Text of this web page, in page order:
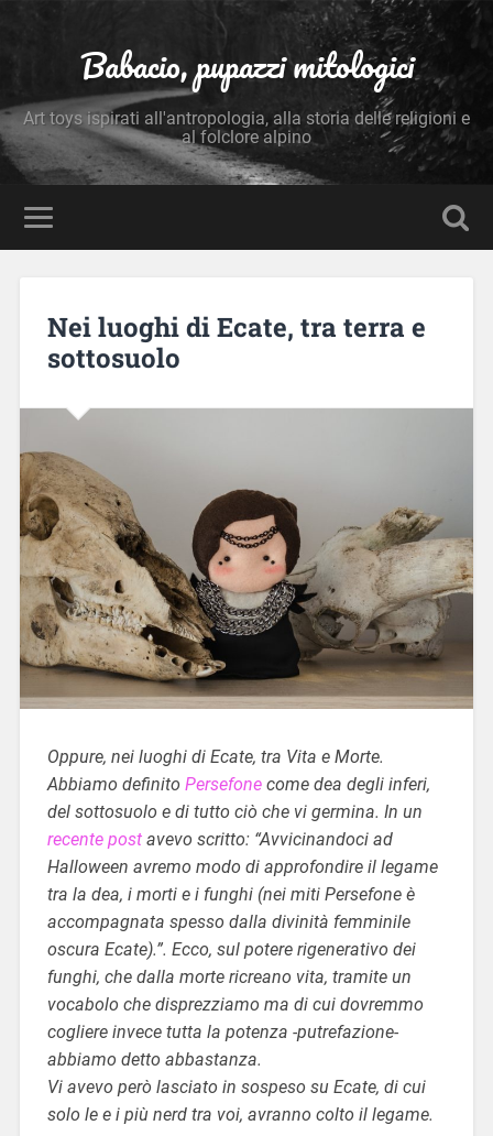
Babacio, pupazzi mitologici
Art toys ispirati all'antropologia, alla storia delle religioni e
al folclore alpino
Nei luoghi di Ecate, tra terra e
sottosuolo
Oppure, nei luoghi di Ecate, tra Vita e Morte.
Abbiamo definito Persefonecome dea degli inferi,
del sottosuolo e di tutto ciò che vi germina. In un
recente postavevo scritto: “Avvicinandoci ad
Halloween avremo modo di approfondire il legame
tra la dea, i morti e i funghi (nei miti Persefone è
accompagnata spesso dalla divinità femminile
oscura Ecate).”. Ecco, sul potere rigenerativo dei
funghi, che dalla morte ricreano vita, tramite un
vocabolo che disprezziamo ma di cui dovremmo
cogliere invece tutta la potenza -putrefazione-
abbiamo detto abbastanza.
Vi avevo però lasciato in sospeso su Ecate, di cui
solo le e i più nerd tra voi, avranno colto il legame.